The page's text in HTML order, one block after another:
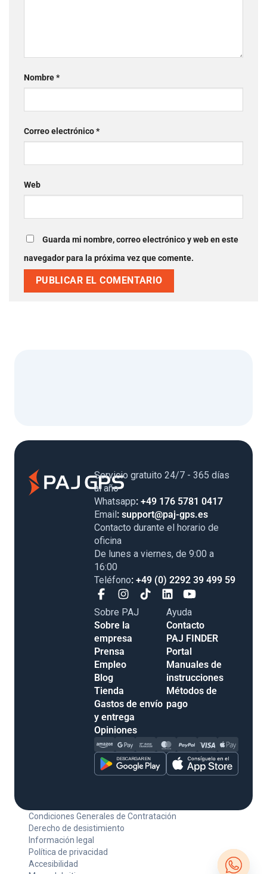
Nombre*
Correo electrónico*
Web
Guarda mi nombre, correo electrónico y web en este
navegador para la próxima vez que comente.
Servicio gratuito 24/7 - 365 días
al año
Whatsapp: +49 176 5781 0417
Email: support@paj-gps.es
Contacto durante el horario de
oficina
De lunes a viernes, de 9:00 a
16:00
Teléfono: +49 (0) 2292 39 499 59
Sobre PAJ
Sobre la
empresa
Prensa
Empleo
Blog
Tienda
Gastos de envío
y entrega
Opiniones
Ayuda
Contacto
PAJ FINDER
Portal
Manuales de
instrucciones
Métodos de
pago
Condiciones Generales de Contratación
Derecho de desistimiento
Información legal
Política de privacidad
Accesibilidad